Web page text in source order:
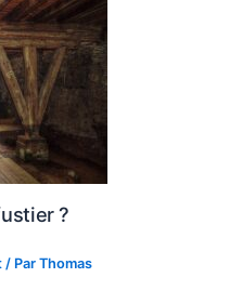
?
/ ParThomas